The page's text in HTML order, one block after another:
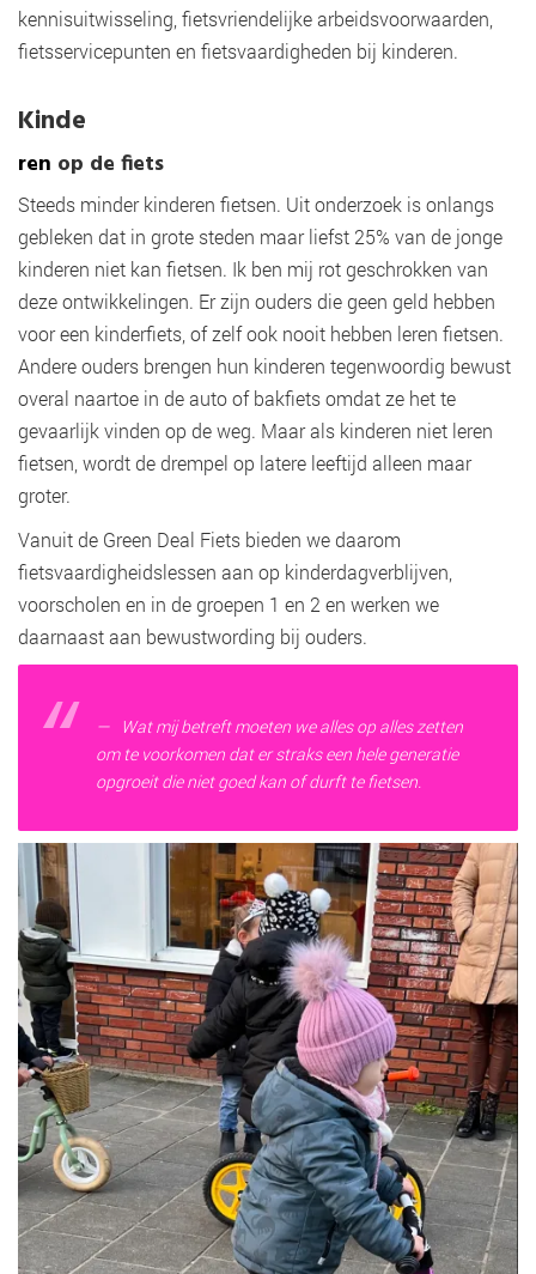
kennisuitwisseling, fietsvriendelijke arbeidsvoorwaarden,
fietsservicepunten en fietsvaardigheden bij kinderen.
Kinde
ren op de fiets
Steeds minder kinderen fietsen. Uit onderzoek is onlangs
gebleken dat in grote steden maar liefst 25% van de jonge
kinderen niet kan fietsen. Ik ben mij rot geschrokken van
deze ontwikkelingen. Er zijn ouders die geen geld hebben
voor een kinderfiets, of zelf ook nooit hebben leren fietsen.
Andere ouders brengen hun kinderen tegenwoordig bewust
overal naartoe in de auto of bakfiets omdat ze het te
gevaarlijk vinden op de weg. Maar als kinderen niet leren
fietsen, wordt de drempel op latere leeftijd alleen maar
groter.
Vanuit de Green Deal Fiets bieden we daarom
fietsvaardigheidslessen aan op kinderdagverblijven,
voorscholen en in de groepen 1 en 2 en werken we
daarnaast aan bewustwording bij ouders.
Wat mij betreft moeten we alles op alles zetten
om te voorkomen dat er straks een hele generatie
opgroeit die niet goed kan of durft te fietsen.